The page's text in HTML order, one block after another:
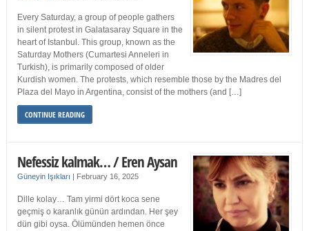
Every Saturday, a group of people gathers
in silent protest in Galatasaray Square in the
heart of Istanbul. This group, known as the
Saturday Mothers (Cumartesi Anneleri in
Turkish), is primarily composed of older
Kurdish women. The protests, which resemble those by the Madres del
Plaza del Mayo in Argentina, consist of the mothers (and […]
CONTINUE READING
Nefessiz kalmak… / Eren Aysan
Güneyin Işıkları | February 16, 2025
Dille kolay… Tam yirmi dört koca sene
geçmiş o karanlık günün ardından. Her şey
dün gibi oysa. Ölümünden hemen önce